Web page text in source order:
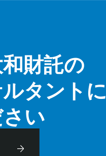
財託の
タントに
い